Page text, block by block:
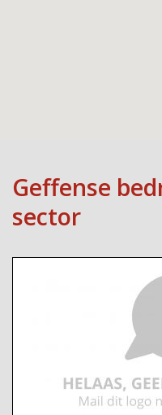
Geffense
sector